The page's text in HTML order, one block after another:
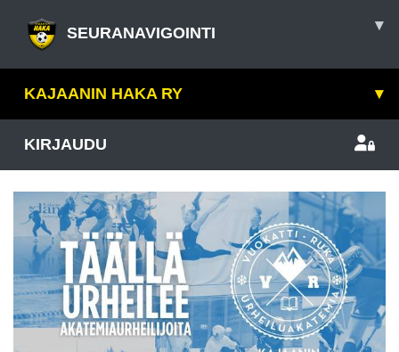
SEURANAVIGOINTI ▾
KAJAANIN HAKA RY ▾
KIRJAUDU